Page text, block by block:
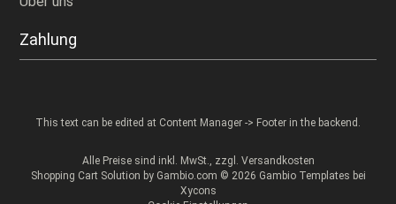
Zahlung
This text can be edited at Content Manager -> Footer in the backend.
Alle Preise sind inkl. MwSt., zzgl. Versandkosten
Shopping Cart Solution by Gambio.com © 2026 Gambio Templates bei
Xycons